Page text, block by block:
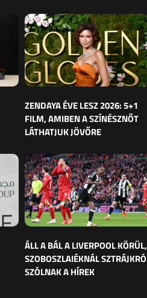
ZENDAYA ÉVE LESZ 2026: 5+1
FILM, AMIBEN A SZÍNÉSZNŐT
LÁTHATJUK JÖVŐRE
ÁLL A BÁL A LIVERPOOL KÖRÜL,
SZOBOSZLAIÉKNÁL
SZÓLNAK A HÍREK